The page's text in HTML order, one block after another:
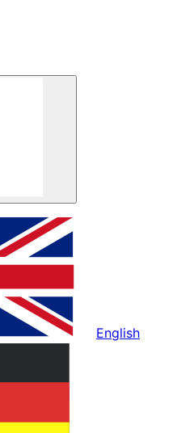
English